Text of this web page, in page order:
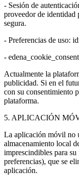
- Sesión de
proveedor de identidad
segura.
- Preferencias de uso:
-
Actualmente la
publicidad. Si en el
con su consentimiento
plataforma.
5. APLICACIÓN
La aplicación móvil no
almacenamiento local
imprescindibles para
preferencias), que se
aplicación.